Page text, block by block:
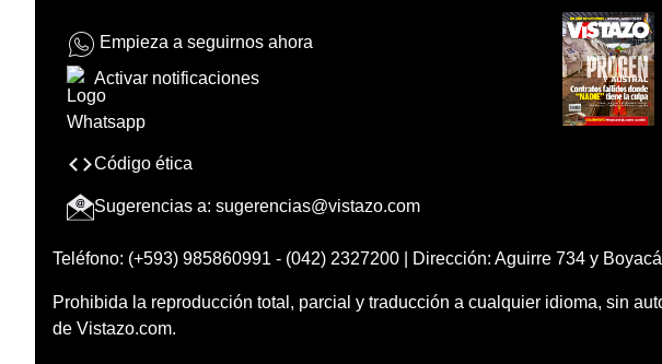
Empieza a seguirnos ahora
Activar notificaciones
Código ética
Sugerencias a: sugerencias@vistazo.com
Teléfono: (+593) 985860991 - (042) 2327200 | Dirección: Aguirre 734 y
Prohibida la reproducción total, parcial y traducción a cualquier idioma, sin
de Vistazo.com.